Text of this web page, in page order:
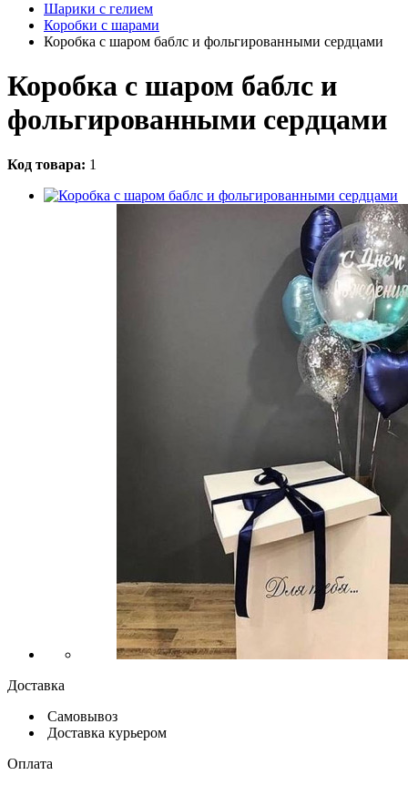
Шарики с гелием
Коробки с шарами
Коробка с шаром баблс и фольгированными сердцами
Коробка с шаром баблс и
фольгированными сердцами
Код товара: 1
Доставка
Самовывоз
Доставка курьером
Оплата